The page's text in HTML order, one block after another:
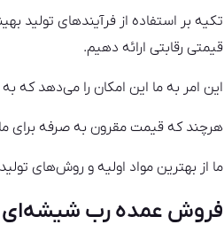
قیمتی رقابتی ارائه دهیم.
این امر به ما این امکان را می‌دهد که
هرچند که قیمت مقرون به صرفه برای
ما از بهترین مواد اولیه و روش‌های تولید پیشرفته استفاده
فروش عمده رب شیشه‌ای ۷۰۰ گرمی از تولیدکننده معتبر